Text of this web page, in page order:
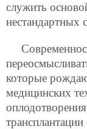
служить
нестандартных
которые
медицинских